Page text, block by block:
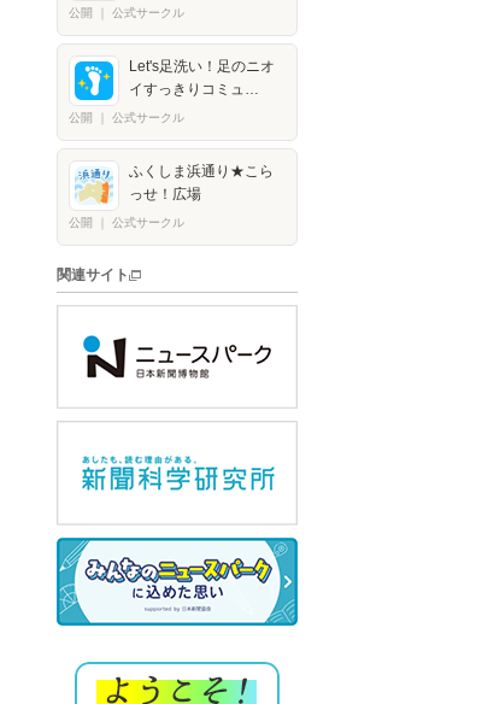
公開 公式サークル
Let's足洗い！足のニオ
イすっきりコミュ…
公開 公式サークル
ふくしま浜通り★こら
っせ！広場
公開 公式サークル
関連サイト